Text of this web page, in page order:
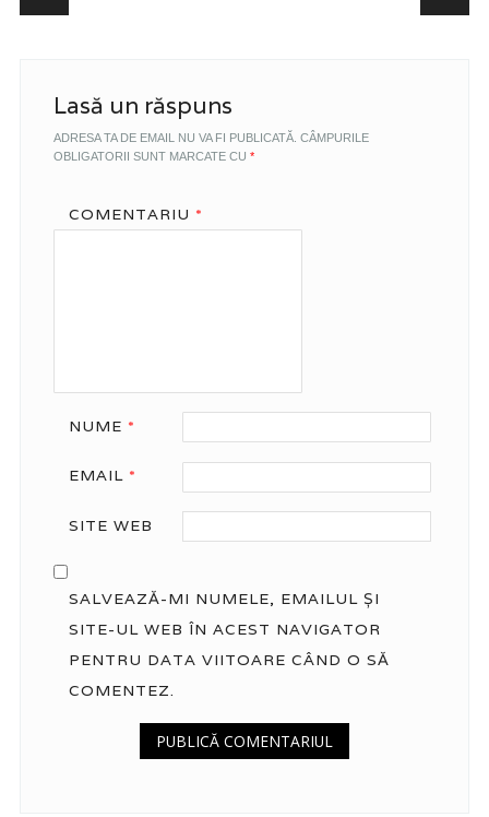
Lasă un răspuns
ADRESA TA DE EMAIL NU VA FI PUBLICATĂ. CÂMPURILE
OBLIGATORII SUNT MARCATE CU *
COMENTARIU *
NUME *
EMAIL *
SITE WEB
SALVEAZĂ-MI NUMELE, EMAILUL ȘI
SITE-UL WEB ÎN ACEST NAVIGATOR
PENTRU DATA VIITOARE CÂND O SĂ
COMENTEZ.